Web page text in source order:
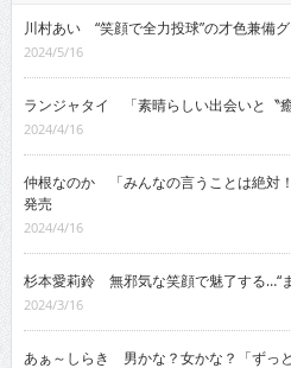
川村あい “笑顔で全力投球”の才色兼備
2024/5/16
ランジャタイ 「素晴らしい出会いと〝
2024/4/16
仲根なのか 「みんなの言うことは絶対
発売
2024/4/16
杉本愛莉鈴 無邪気な笑顔で魅了する…“
2024/3/16
あぁ～しらき 男かな？女かな？「ずっ